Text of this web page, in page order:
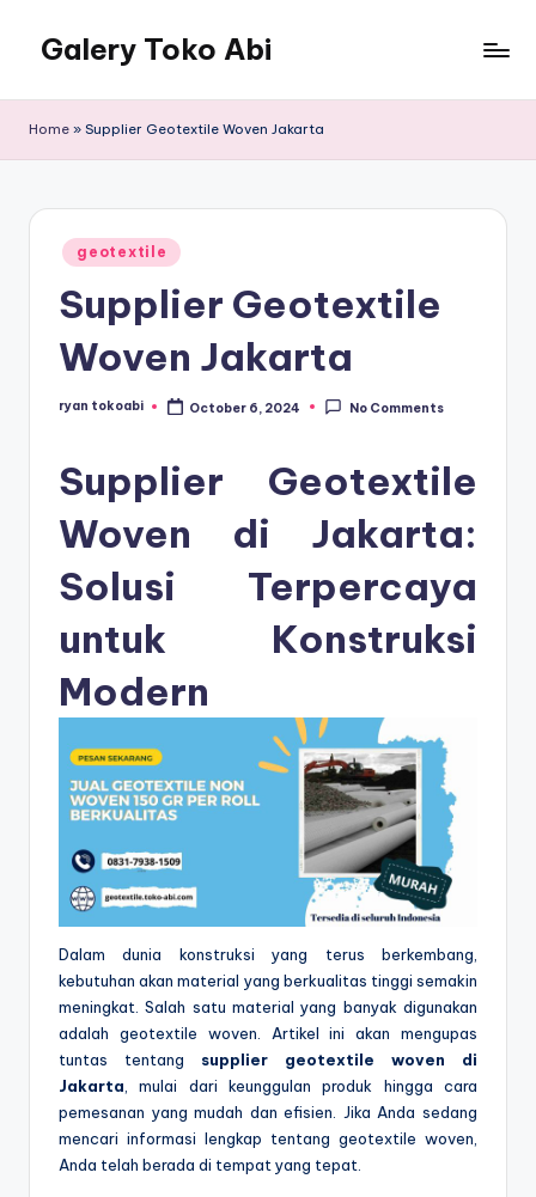
Galery Toko Abi
Home » Supplier Geotextile Woven Jakarta
Posted
in
geotextile
Supplier Geotextile
Woven Jakarta
Posted
ryan tokoabi October 6, 2024 No Comments
Supplier Geotextile
Woven di Jakarta:
Solusi Terpercaya
untuk Konstruksi
Modern
Dalam dunia konstruksi yang terus berkembang,
kebutuhan akan material yang berkualitas tinggi semakin
meningkat. Salah satu material yang banyak digunakan
adalah geotextile woven. Artikel ini akan mengupas
tuntas tentang supplier geotextile woven di
Jakarta , mulai dari keunggulan produk hingga cara
pemesanan yang mudah dan efisien. Jika Anda sedang
mencari informasi lengkap tentang geotextile woven,
Anda telah berada di tempat yang tepat.